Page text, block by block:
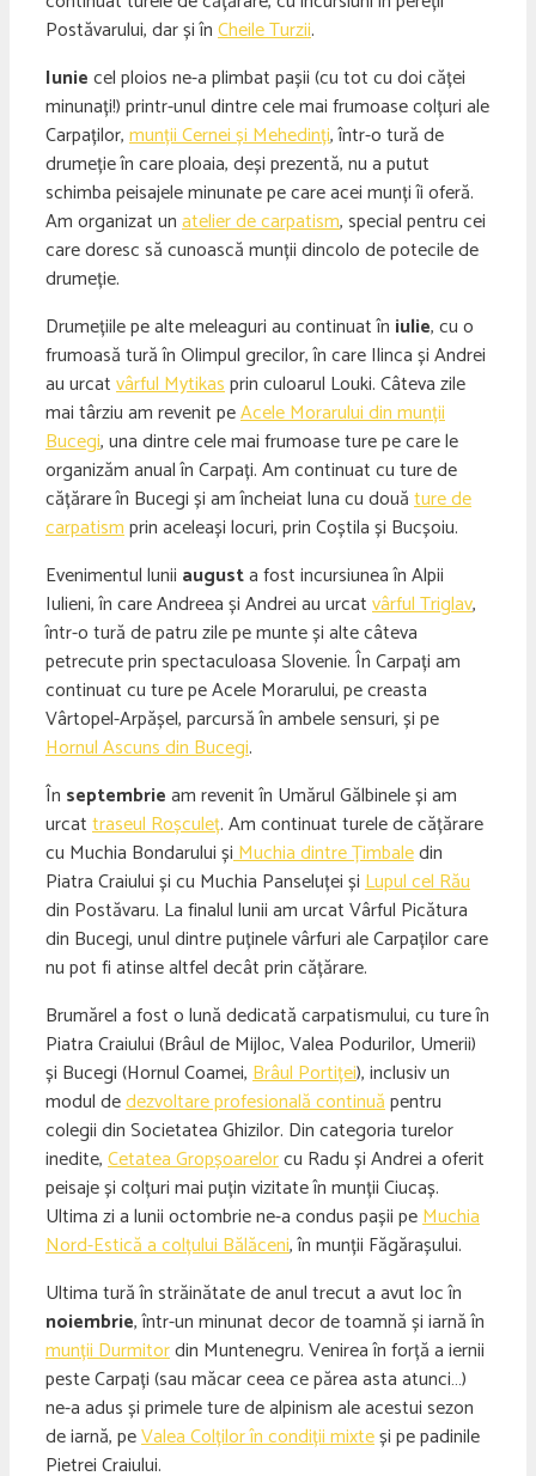
Postăvarului, dar și înCheile Turzii.
Iuniecel ploios ne-a plimbat pașii (cu tot cu doi căței
minunați!) printr-unul dintre cele mai frumoase colțuri ale
Carpaților,munții Cernei și Mehedinți, într-o tură de
drumeție în care ploaia, deși prezentă, nu a putut
schimba peisajele minunate pe care acei munți îi oferă.
Am organizat unatelier de carpatism, special pentru cei
care doresc să cunoască munții dincolo de potecile de
drumeție.
Drumețiile pe alte meleaguri au continuat în iulie, cu o
frumoasă tură în Olimpul grecilor, în care Ilinca și Andrei
au urcatvârful Mytikasprin culoarul Louki. Câteva zile
mai târziu am revenit peAcele Morarului din munții
Bucegi, una dintre cele mai frumoase ture pe care le
organizăm anual în Carpați. Am continuat cu ture de
cățărare în Bucegi și am încheiat luna cu douăture de
carpatismprin aceleași locuri, prin Coștila și Bucșoiu.
Evenimentul lunii augusta fost incursiunea în Alpii
Iulieni, în care Andreea și Andrei au urcatvârful Triglav,
într-o tură de patru zile pe munte și alte câteva
petrecute prin spectaculoasa Slovenie. În Carpați am
continuat cu ture pe Acele Morarului, pe creasta
Vârtopel-Arpășel, parcursă în ambele sensuri, și pe
Hornul Ascuns din Bucegi.
În septembrieam revenit în Umărul Gălbinele și am
urcattraseul Roșculeț. Am continuat turele de cățărare
cu Muchia Bondarului șiMuchia dintre Țimbaledin
Piatra Craiului și cu Muchia Panseluței șiLupul cel Rău
din Postăvaru. La finalul lunii am urcat Vârful Picătura
din Bucegi, unul dintre puținele vârfuri ale Carpaților care
nu pot fi atinse altfel decât prin cățărare.
Brumărel a fost o lună dedicată carpatismului, cu ture în
Piatra Craiului (Brâul de Mijloc, Valea Podurilor, Umerii)
și Bucegi (Hornul Coamei,Brâul Portiței), inclusiv un
modul dedezvoltare profesională continuăpentru
colegii din Societatea Ghizilor. Din categoria turelor
inedite,Cetatea Gropșoarelorcu Radu și Andrei a oferit
peisaje și colțuri mai puțin vizitate în munții Ciucaș.
Ultima zi a lunii octombrie ne-a condus pașii peMuchia
Nord-Estică a colțului Bălăceni, în munții Făgărașului.
Ultima tură în străinătate de anul trecut a avut loc în
noiembrie, într-un minunat decor de toamnă și iarnă în
munții Durmitordin Muntenegru. Venirea în forță a iernii
peste Carpați (sau măcar ceea ce părea asta atunci…)
ne-a adus și primele ture de alpinism ale acestui sezon
de iarnă, peValea Colților în condiții mixteși pe padinile
Pietrei Craiului.